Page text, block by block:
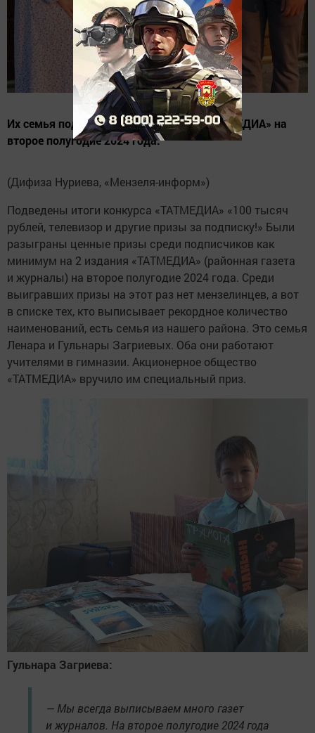
Их семья подписалась на 8 изданий «ТАТМЕДИА» на
второе полугодие 2024 года.
(Дифиза Нуриева, «Мензеля-информ»)
Подведены итоги конкурса «ТАТМЕДИА» «100 тысяч
рублей, телевизор и другие призы за подписку!» Были
разыграны ценные призы среди подписчиков как
минимум на 2 издания «ТАТМЕДИА» (районная газета
и журналы) на второе полугодие 2024 года. Среди
выигравших призы на этот раз нет мензелинцев, а вот
в списке тех, кто выписывает рекордное количество
наименований, есть семья из нашего района. Это семья
Ленара и Гульнары Загриевых. Оба они работают
учителями в гимназии. Акционерное общество
«ТАТМЕДИА» вручило им специальный приз.
Гульнара Загриева:
— Мы всегда выписываем много газет
и журналов. На второе полугодие 2024 года